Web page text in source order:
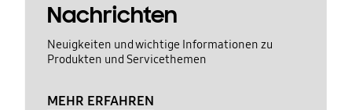
Nachrichten
Neuigkeiten und wichtige Informationen zu
Produkten und Servicethemen
MEHR ERFAHREN